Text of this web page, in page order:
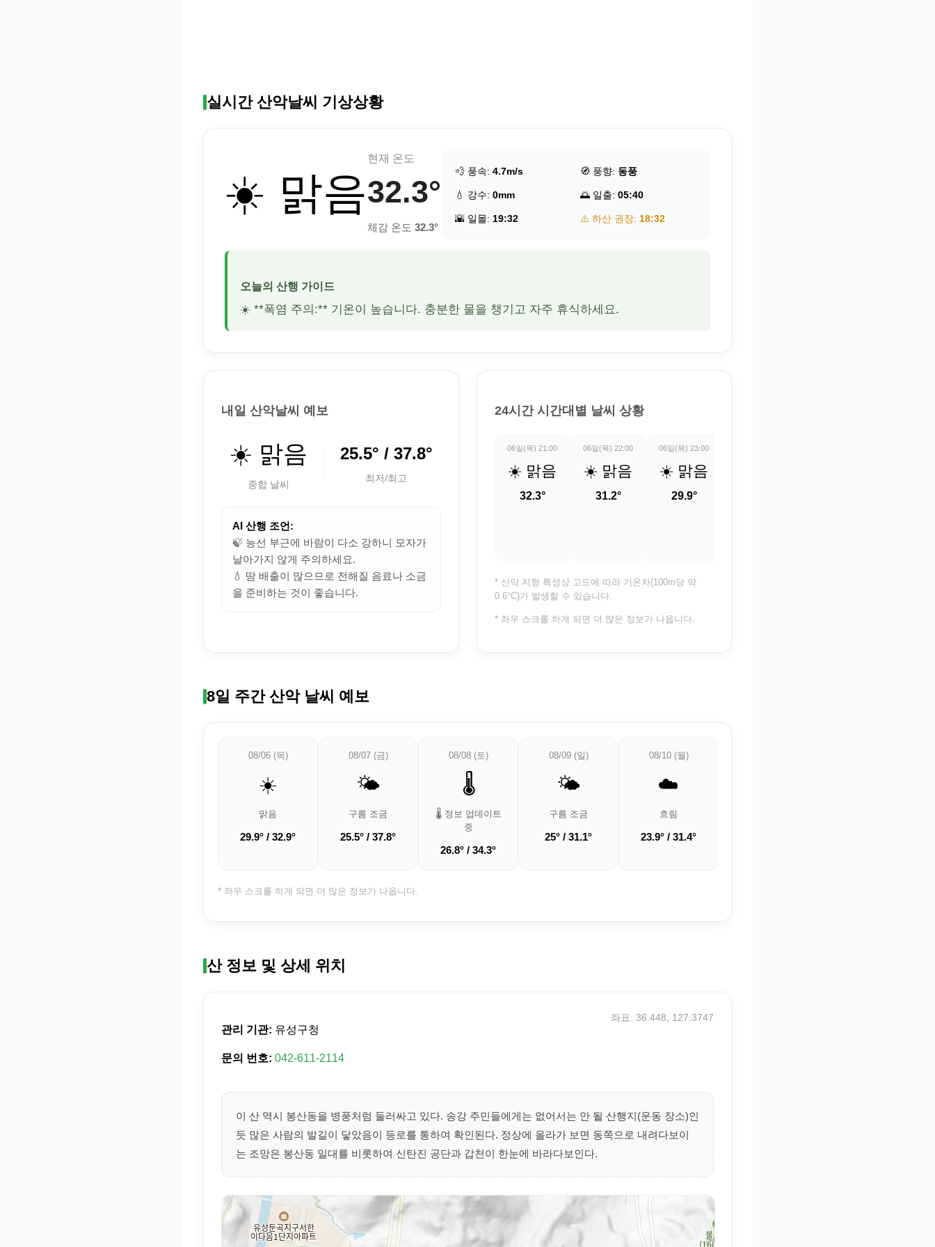
실시간 산악날씨 기상상황
☀️ 맑음
현재 온도
32.3°
체감 온도 32.3°
💨 풍속: 4.7m/s 🧭 풍향: 동풍
💧 강수: 0mm 🌅 일출: 05:40
🌇 일몰: 19:32 ⚠️ 하산 권장: 18:32
오늘의 산행 가이드
☀️ **폭염 주의:** 기온이 높습니다. 충분한 물을 챙기고 자주 휴식하세요.
내일 산악날씨 예보
☀️ 맑음
종합 날씨
25.5° / 37.8°
최저/최고
AI 산행 조언:
🍃 능선 부근에 바람이 다소 강하니 모자가
날아가지 않게 주의하세요.
💧 땀 배출이 많으므로 전해질 음료나 소금
을 준비하는 것이 좋습니다.
24시간 시간대별 날씨 상황
06일(목) 21:00
☀️ 맑음
32.3°
06일(목) 22:00
☀️ 맑음
31.2°
06일(목) 23:00
☀️ 맑음
29.9°
* 산악 지형 특성상 고도에 따라 기온차(100m당 약
0.6°C)가 발생할 수 있습니다.
* 좌우 스크롤 하게 되면 더 많은 정보가 나옵니다.
8일 주간 산악 날씨 예보
08/06 (목)
☀️
맑음
29.9° / 32.9°
08/07 (금)
🌤️
구름 조금
25.5° / 37.8°
08/08 (토)
🌡️
🌡️ 정보 업데이트
중
26.8° / 34.3°
08/09 (일)
🌤️
구름 조금
25° / 31.1°
08/10 (월)
☁️
흐림
23.9° / 31.4°
* 좌우 스크롤 하게 되면 더 많은 정보가 나옵니다.
산 정보 및 상세 위치
관리 기관: 유성구청
문의 번호: 042-611-2114
좌표: 36.448, 127.3747
이 산 역시 봉산동을 병풍처럼 둘러싸고 있다. 송강 주민들에게는 없어서는 안 될 산행지(운동 장소)인
듯 많은 사람의 발길이 닿았음이 등로를 통하여 확인된다. 정상에 올라가 보면 동쪽으로 내려다보이
는 조망은 봉산동 일대를 비롯하여 신탄진 공단과 갑천이 한눈에 바라다보인다.